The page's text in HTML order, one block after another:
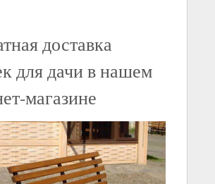
доставка
для дачи в нашем
магазине